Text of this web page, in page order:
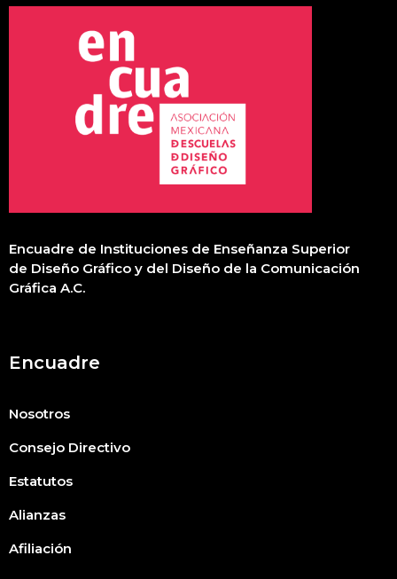
Encuadre de Instituciones de Enseñanza Superior
de Diseño Gráfico y del Diseño de la Comunicación
Gráfica A.C.
Encuadre
Nosotros
Consejo Directivo
Estatutos
Alianzas
Afiliación